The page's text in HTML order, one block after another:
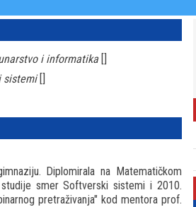
i informatika[]
sistemi[]
Diplomirala na Matematičkom
smer Softverski sistemi i 2010.
pretraživanja" kod mentora prof.